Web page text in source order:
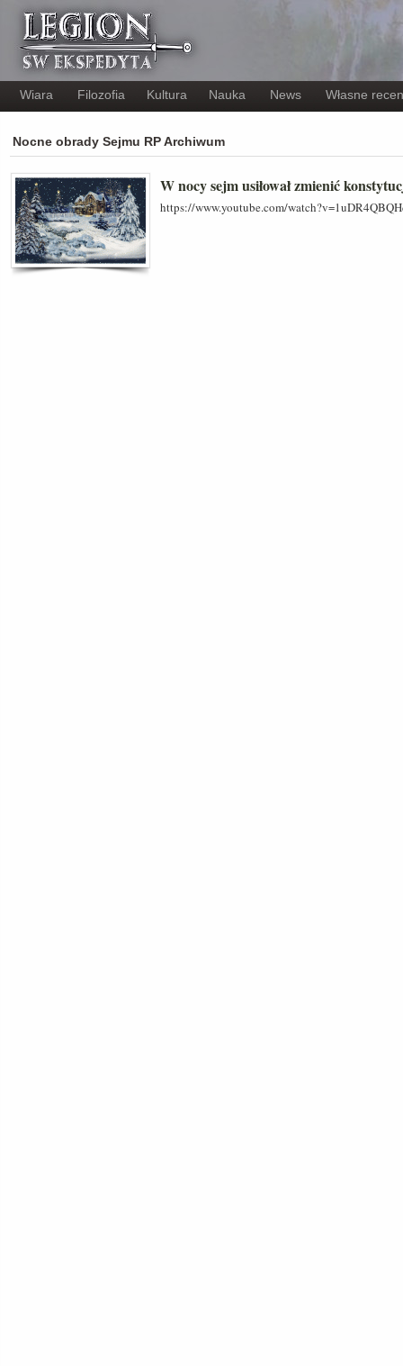
Wiara Filozofia Kultura Nauka News Własne
Nocne obrady Sejmu RP Archiwum
W nocy sejm usiłował zmienić
https://www.youtube.com/